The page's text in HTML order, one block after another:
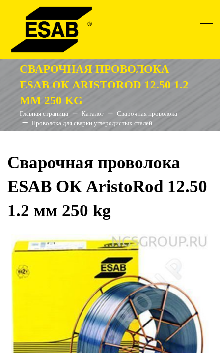
СВАРОЧНАЯ ПРОВОЛОКА
ESAB ОК ARISTOROD 12.50 1.2
ММ 250 KG
Главная страница Каталог
Сварочная проволока
Проволока для сварки углеродистых сталей
Сварочная проволока
ESAB ОК AristoRod 12.50
1.2 мм 250 kg